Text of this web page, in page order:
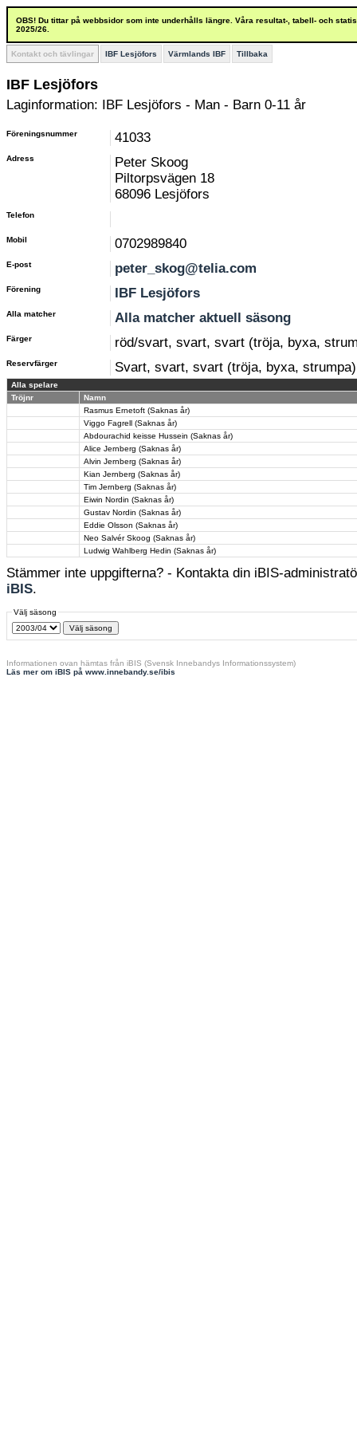
OBS! Du tittar på webbsidor som inte underhålls längre. Våra resultat-, tabell- och
2025/26.
Kontakt och tävlingar IBF Lesjöfors Värmlands IBF Tillbaka
IBF Lesjöfors
Laginformation: IBF Lesjöfors - Man - Barn 0-11 år
Föreningsnummer 41033
Adress
Peter Skoog
Piltorpsvägen 18
68096 Lesjöfors
Telefon
Mobil 0702989840
E-post peter_skog@telia.com
Förening IBF Lesjöfors
Alla matcher Alla matcher aktuell säsong
Färger röd/svart, svart, svart (tröja, byxa,
Reservfärger Svart, svart, svart (tröja, byxa, strumpa)
Alla spelare
Tröjnr
Namn
Rasmus Ernetoft (Saknas år)
Viggo Fagrell (Saknas år)
Abdourachid keisse Hussein (Saknas år)
Alice Jernberg (Saknas år)
Alvin Jernberg (Saknas år)
Kian Jernberg (Saknas år)
Tim Jernberg (Saknas år)
Eiwin Nordin (Saknas år)
Gustav Nordin (Saknas år)
Eddie Olsson (Saknas år)
Neo Salvér Skoog (Saknas år)
Ludwig Wahlberg Hedin (Saknas år)
Stämmer inte uppgifterna? - Kontakta din iBIS-
iBIS.
Välj säsong
Informationen ovan hämtas från iBIS (Svensk Innebandys Informationssystem)
Läs mer om iBIS på www.innebandy.se/ibis